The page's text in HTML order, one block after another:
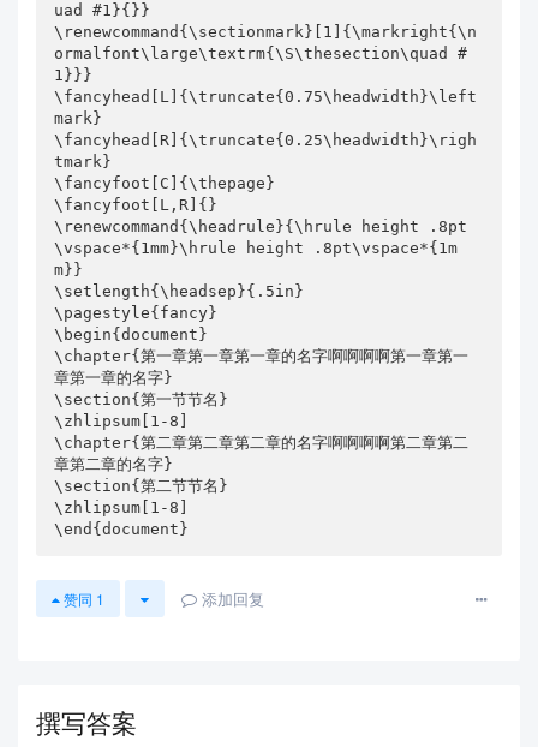
uad #1}{}}
\renewcommand{\sectionmark}[1]{\markright{\n
ormalfont\large\textrm{\S\thesection\quad #
1}}}
\fancyhead[L]{\truncate{0.75\headwidth}\left
mark}
\fancyhead[R]{\truncate{0.25\headwidth}\righ
tmark}
\fancyfoot[C]{\thepage}
\fancyfoot[L,R]{}
\renewcommand{\headrule}{\hrule height .8pt
\vspace*{1mm}\hrule height .8pt\vspace*{1m
m}}
\setlength{\headsep}{.5in}
\pagestyle{fancy}
\begin{document}
\chapter{第一章第一章第一章的名字啊啊啊啊第一章第一
章第一章的名字}
\section{第一节节名}
\zhlipsum[1-8]
\chapter{第二章第二章第二章的名字啊啊啊啊第二章第二
章第二章的名字}
\section{第二节节名}
\zhlipsum[1-8]
\end{document}
赞同 1 添加回复
撰写答案